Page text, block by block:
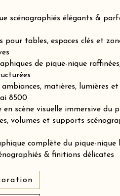
scénographiés élégants &
pour tables, espaces clés et
de pique-nique
matières, lumières et
8500
scène visuelle immersive du
volumes et supports
complète du pique-nique
& finitions délicates